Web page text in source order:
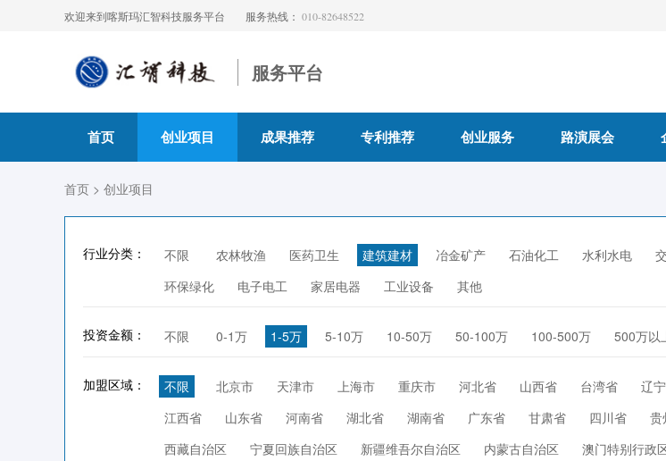
欢迎来到喀斯玛汇智科技服务平台 服务热线： 010-82648522
服务平台
首页 创业项目 成果推荐 专利推荐 创业服务 路演展会
首页 > 创业项目
行业分类： 不限 农林牧渔 医药卫生 建筑建材 冶金矿产 石油化工 水利水电
环保绿化
电子电工 家居电器 工业设备 其他
投资金额： 不限 0-1万 1-5万 5-10万 10-50万 50-100万 100-500万 500万以
加盟区域： 不限 北京市 天津市 上海市 重庆市 河北省 山西省 台湾省 辽
江西省
山东省 河南省 湖北省 湖南省 广东省 甘肃省 四川省 贵
西藏自治区
宁夏回族自治区 新疆维吾尔自治区 内蒙古自治区 澳门特别行政